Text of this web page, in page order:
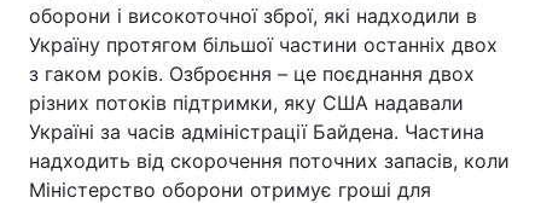
оборони і високоточної зброї, які надходили в
Україну протягом більшої частини останніх двох
з гаком років. Озброєння – це поєднання двох
різних потоків підтримки, яку США надавали
Україні за часів адміністрації Байдена. Частина
надходить від скорочення поточних запасів, коли
Міністерство оборони отримує гроші для